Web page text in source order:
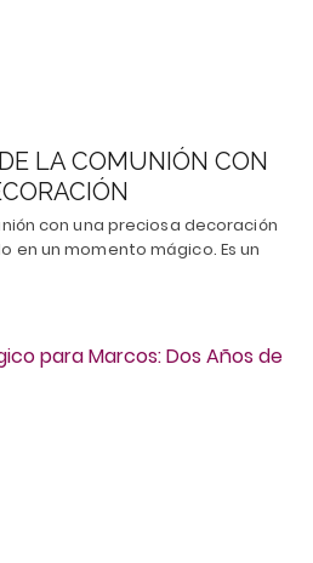
LA COMUNIÓN CON
con una preciosa decoración
en un momento mágico. Es un